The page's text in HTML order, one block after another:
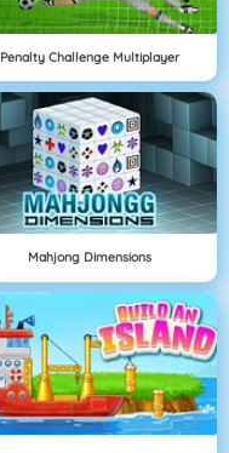
Penalty Challenge Multiplayer
Mahjong Dimensions